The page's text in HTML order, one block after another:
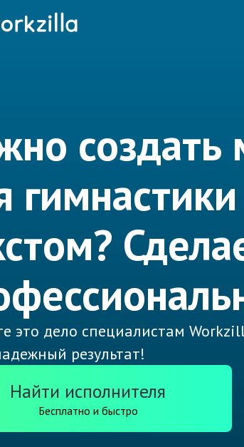
создать
это дело специалистам
результат!
Найти исполнителя
Бесплатно и быстро